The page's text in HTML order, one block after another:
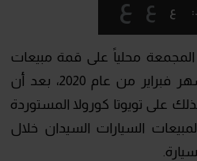
ع ع ع
محلياً على قمة مبيعات
السيارات السيدان خلال شهر فبراير من عام 2020، بعد أن
بذلك على تويوتا كورولا المستوردة
السيارات السيدان خلال